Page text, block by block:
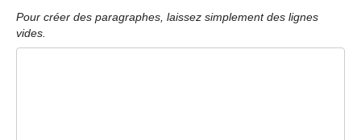
Pour créer des paragraphes, laissez simplement des lignes
vides.